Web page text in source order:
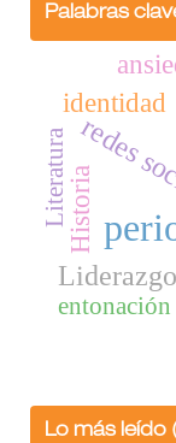
Palabras
Liderazgo
redes
Historia
identidad
entonación
Literatura
Lo más leído